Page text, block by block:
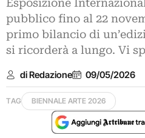
Esposizione
pubblico fino al 22
primo bilancio di
si ricorderà a lungo. Vi
di Redazione 09/05/2026
TAG BIENNALE ARTE 2026